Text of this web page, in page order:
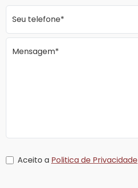
Seu telefone*
Mensagem*
Aceito a Politica de Privacidade